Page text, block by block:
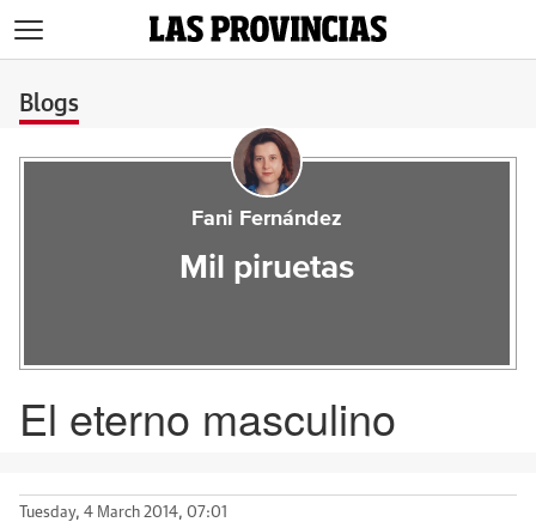
Blogs
Fani Fernández
Mil piruetas
El eterno masculino
Tuesday, 4 March 2014, 07:01